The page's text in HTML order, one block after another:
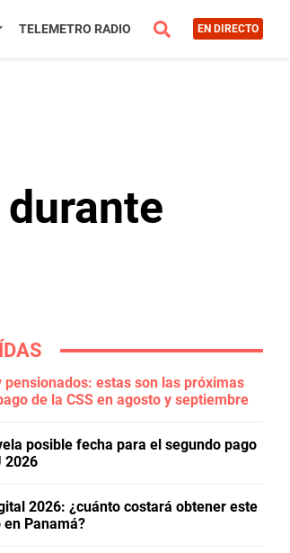
TELEMETRO RADIO EN DIRECTO
pensionados: estas son las próximas
de la CSS en agosto y septiembre
posible fecha para el segundo pago
2026
2026: ¿cuánto costará obtener este
Panamá?